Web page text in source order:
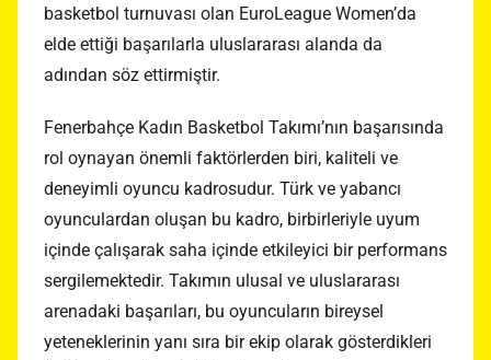
basketbol turnuvası olan EuroLeague Women’da
elde ettiği başarılarla uluslararası alanda da
adından söz ettirmiştir.
Fenerbahçe Kadın Basketbol Takımı’nın başarısında
rol oynayan önemli faktörlerden biri, kaliteli ve
deneyimli oyuncu kadrosudur. Türk ve yabancı
oyunculardan oluşan bu kadro, birbirleriyle uyum
içinde çalışarak saha içinde etkileyici bir performans
sergilemektedir. Takımın ulusal ve uluslararası
arenadaki başarıları, bu oyuncuların bireysel
yeteneklerinin yanı sıra bir ekip olarak gösterdikleri